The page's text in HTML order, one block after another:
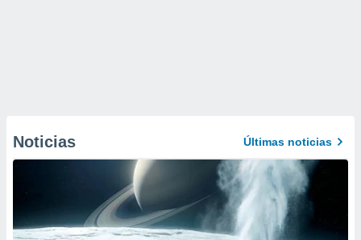
Noticias Últimas noticias